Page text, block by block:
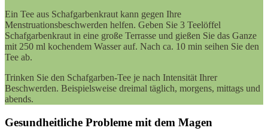
Ein Tee aus Schafgarbenkraut kann gegen Ihre
Menstruationsbeschwerden helfen. Geben Sie 3 Teelöffel
Schafgarbenkraut in eine große Terrasse und gießen Sie das Ganze
mit 250 ml kochendem Wasser auf. Nach ca. 10 min seihen Sie den
Tee ab.
Trinken Sie den Schafgarben-Tee je nach Intensität Ihrer
Beschwerden. Beispielsweise dreimal täglich, morgens, mittags und
abends.
Gesundheitliche Probleme mit dem Magen